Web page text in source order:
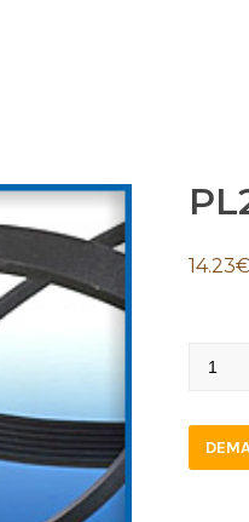
14.23€